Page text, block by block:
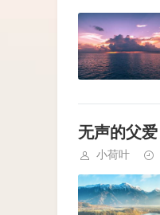
无声的父爱
小荷叶